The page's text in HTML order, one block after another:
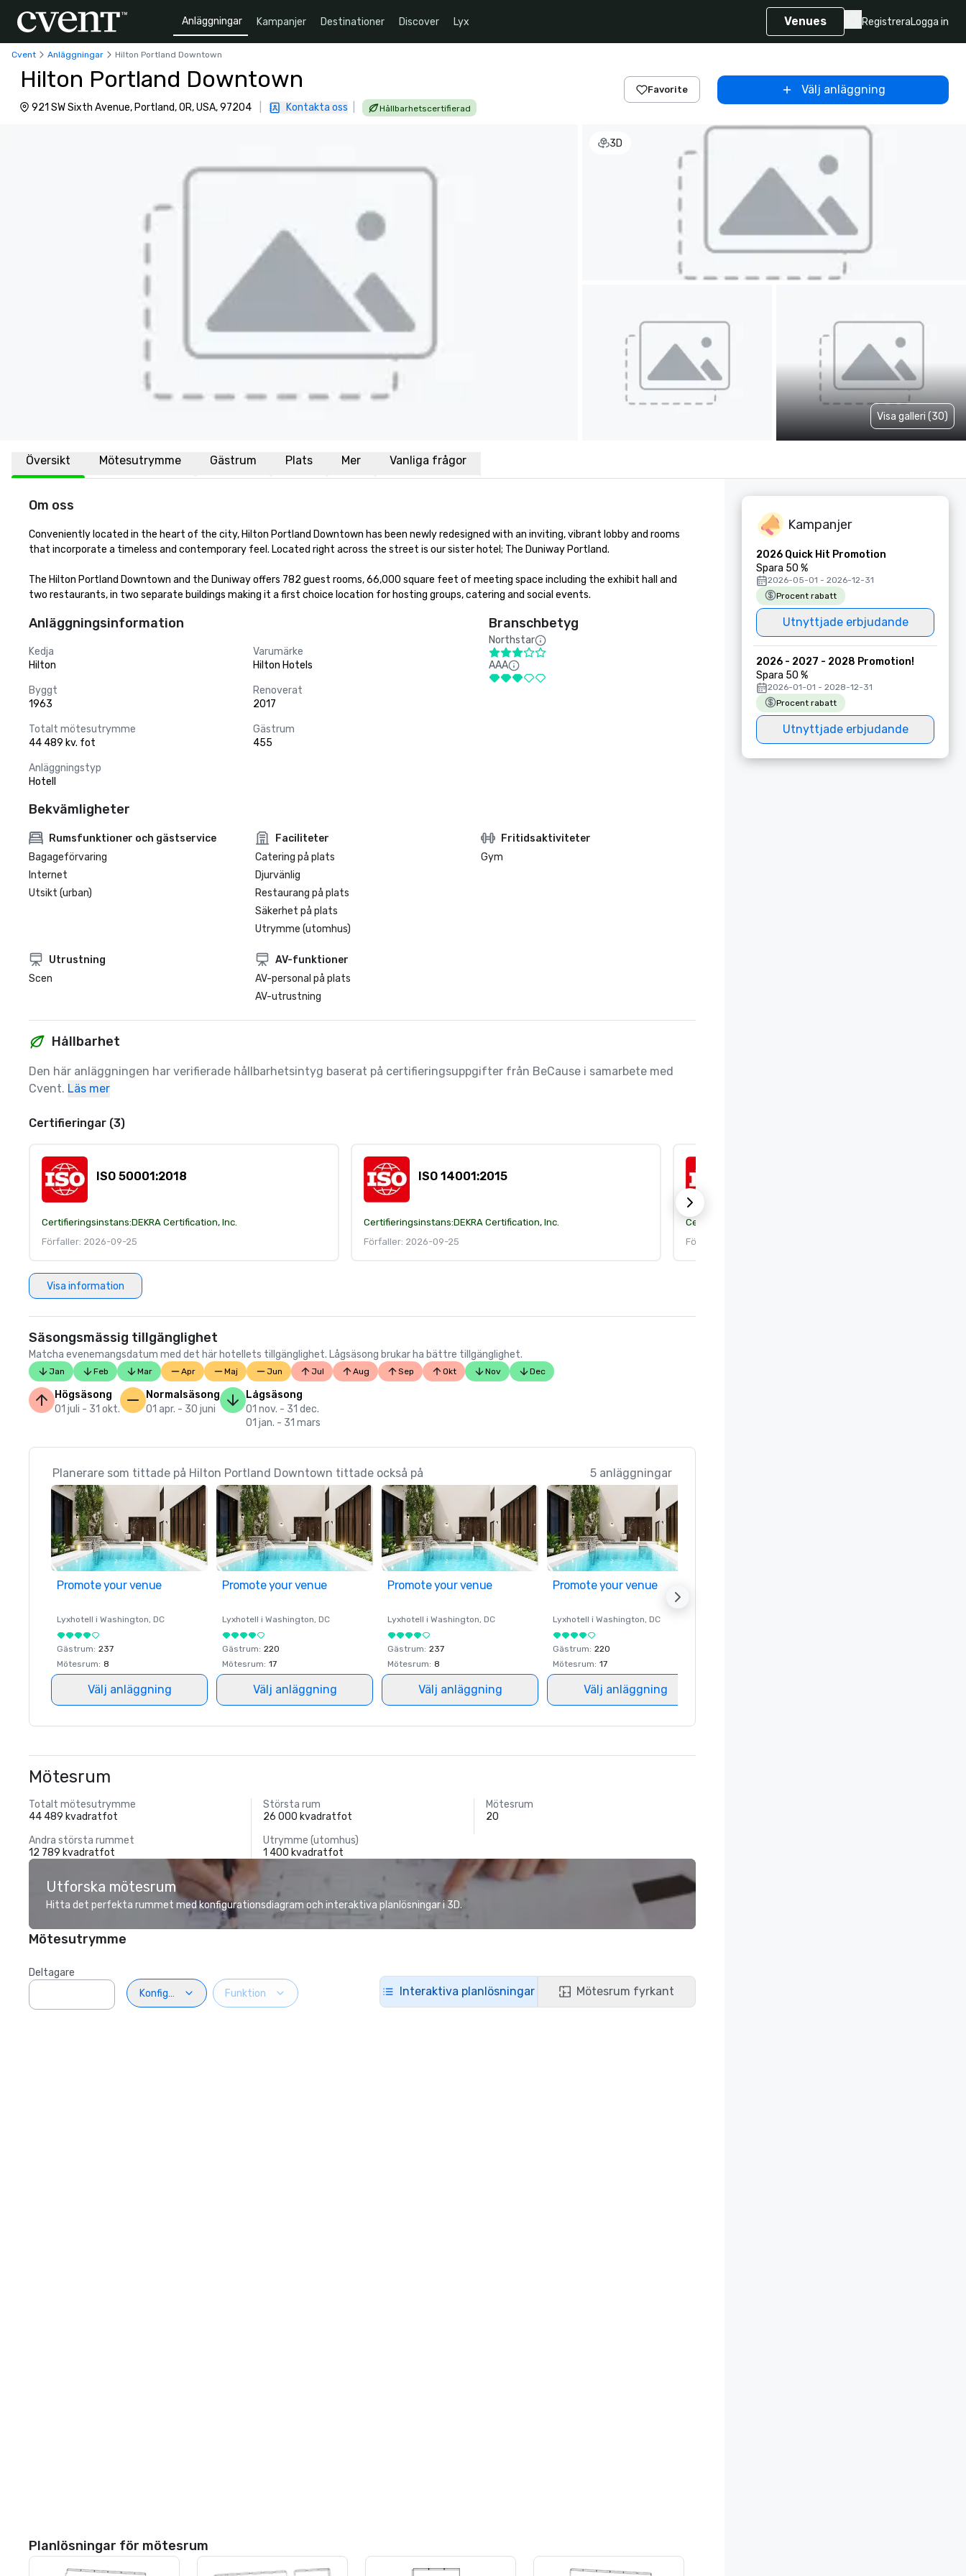
Anläggningar Kampanjer Destinationer Discover Lyx Venues RegistreraLogga in
Cvent Anläggningar Hilton Portland Downtown
Hilton Portland Downtown
921 SW Sixth Avenue, Portland, OR, USA, 97204 Kontakta oss Hållbarhetscertifierad
Favorite Välj anläggning
3D
Visa galleri (30)
Översikt Mötesutrymme Gästrum Plats Mer Vanliga frågor
Om oss
Conveniently located in the heart of the city, Hilton Portland Downtown has been newly redesigned with an inviting, vibrant lobby and rooms
that incorporate a timeless and contemporary feel. Located right across the street is our sister hotel; The Duniway Portland.
The Hilton Portland Downtown and the Duniway offers 782 guest rooms, 66,000 square feet of meeting space including the exhibit hall and
two restaurants, in two separate buildings making it a first choice location for hosting groups, catering and social events.
Anläggningsinformation
Kedja
Hilton
Varumärke
Hilton Hotels
Byggt
1963
Renoverat
2017
Totalt mötesutrymme
44 489 kv. fot
Gästrum
455
Anläggningstyp
Hotell
Branschbetyg
Northstar
AAA
Bekvämligheter
Rumsfunktioner och gästservice
Bagageförvaring
Internet
Utsikt (urban)
Faciliteter
Catering på plats
Djurvänlig
Restaurang på plats
Säkerhet på plats
Utrymme (utomhus)
Fritidsaktiviteter
Gym
Utrustning
Scen
AV-funktioner
AV-personal på plats
AV-utrustning
Hållbarhet
Den här anläggningen har verifierade hållbarhetsintyg baserat på certifieringsuppgifter från BeCause i samarbete med
Cvent. Läs mer
Certifieringar (3)
ISO 50001:2018
Certifieringsinstans:DEKRA Certification, Inc.
Förfaller: 2026-09-25
ISO 14001:2015
Certifieringsinstans:DEKRA Certification, Inc.
Förfaller: 2026-09-25
Certifieringsinstans:
Förfaller: 2026-09-25
Visa information
Säsongsmässig tillgänglighet
Matcha evenemangsdatum med det här hotellets tillgänglighet. Lågsäsong brukar ha bättre tillgänglighet.
Jan Feb Mar Apr Maj Jun Jul Aug Sep Okt Nov Dec
Högsäsong
01 juli - 31 okt.
Normalsäsong
01 apr. - 30 juni
Lågsäsong
01 nov. - 31 dec.
01 jan. - 31 mars
Planerare som tittade på Hilton Portland Downtown tittade också på 5 anläggningar
Promote your venue
Lyxhotell i Washington, DC
Gästrum: 237
Mötesrum: 8
Välj anläggning
Promote your venue
Lyxhotell i Washington, DC
Gästrum: 220
Mötesrum: 17
Välj anläggning
Promote your venue
Lyxhotell i Washington, DC
Gästrum: 237
Mötesrum: 8
Välj anläggning
Promote your venue
Lyxhotell i Washington, DC
Gästrum: 220
Mötesrum: 17
Välj anläggning
Mötesrum
Totalt mötesutrymme
44 489 kvadratfot
Största rum
26 000 kvadratfot
Mötesrum
20
Andra största rummet
12 789 kvadratfot
Utrymme (utomhus)
1 400 kvadratfot
Utforska mötesrum
Hitta det perfekta rummet med konfigurationsdiagram och interaktiva planlösningar i 3D.
Mötesutrymme
Deltagare
Konfiguration
Funktion Interaktiva planlösningar Mötesrum fyrkant
Planlösningar för mötesrum
Kampanjer
2026 Quick Hit Promotion
Spara 50 %
2026-05-01 - 2026-12-31
Procent rabatt
Utnyttjade erbjudande
2026 - 2027 - 2028 Promotion!
Spara 50 %
2026-01-01 - 2028-12-31
Procent rabatt
Utnyttjade erbjudande